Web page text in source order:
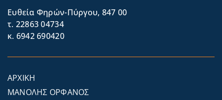
Eυθεία Φηρών-Πύργου, 847 00
τ. 22863 04734
κ. 6942 690420
ΑΡΧΙΚΗ
ΜΑΝΟΛΗΣ ΟΡΦΑΝΟΣ